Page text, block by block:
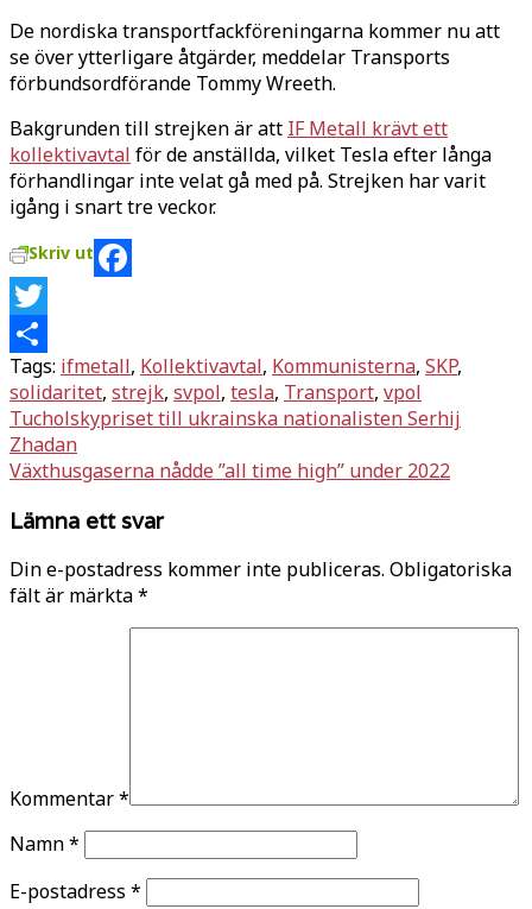
De nordiska transportfackföreningarna kommer nu att
se över ytterligare åtgärder, meddelar Transports
förbundsordförande Tommy Wreeth.
Bakgrunden till strejken är att IF Metall krävt ett
kollektivavtal för de anställda, vilket Tesla efter långa
förhandlingar inte velat gå med på. Strejken har varit
igång i snart tre veckor.
Skriv ut
Facebook
Twitter
Dela
Tags: ifmetall, Kollektivavtal, Kommunisterna, SKP,
solidaritet, strejk, svpol, tesla, Transport, vpol
Inläggsnavigering
Tucholskypriset till ukrainska nationalisten Serhij
Zhadan
Växthusgaserna nådde ”all time high” under 2022
Lämna ett svar
Din e-postadress kommer inte publiceras. Obligatoriska
fält är märkta*
Kommentar*
Namn*
E-postadress *